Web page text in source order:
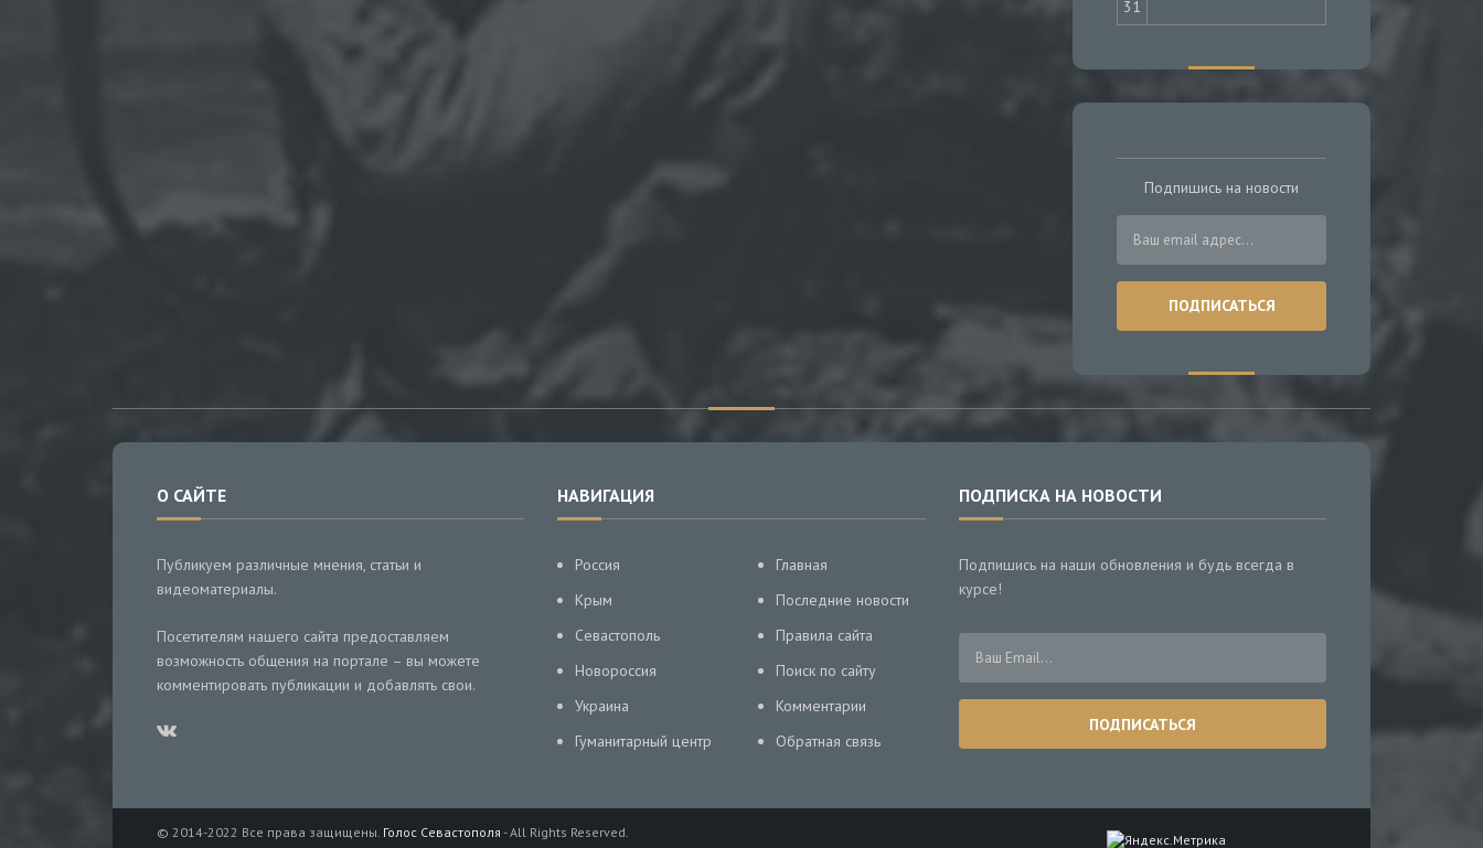
31
Подпишись на новости
О САЙТЕ
Публикуем различные мнения, статьи и
видеоматериалы.
Посетителям нашего сайта предоставляем
возможность общения на портале – вы можете
комментировать публикации и добавлять свои.
НАВИГАЦИЯ
Россия
Крым
Севастополь
Новороссия
Украина
Гуманитарный центр
Главная
Последние новости
Правила сайта
Поиск по сайту
Комментарии
Обратная связь
ПОДПИСКА НА НОВОСТИ
Подпишись на наши обновления и будь всегда в
курсе!
© 2014-2022 Все права защищены. Голос Севастополя - All Rights Reserved.